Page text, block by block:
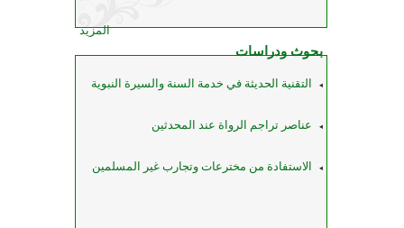
المزيد
بحوث ودراسات
التقنية الحديثة في خدمة السنة والسيرة النبوية
عناصر تراجم الرواة عند المحدثين
الاستفادة من مخترعات وتجارب غير المسلمين